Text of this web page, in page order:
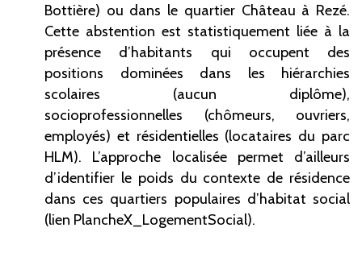
Bottière) ou dans le quartier Château à Rezé.
Cette abstention est statistiquement liée à la
présence d’habitants qui occupent des
positions dominées dans les hiérarchies
scolaires (aucun diplôme),
socioprofessionnelles (chômeurs, ouvriers,
employés) et résidentielles (locataires du parc
HLM). L’approche localisée permet d’ailleurs
d’identifier le poids du contexte de résidence
dans ces quartiers populaires d’habitat social
(lien PlancheX_LogementSocial).